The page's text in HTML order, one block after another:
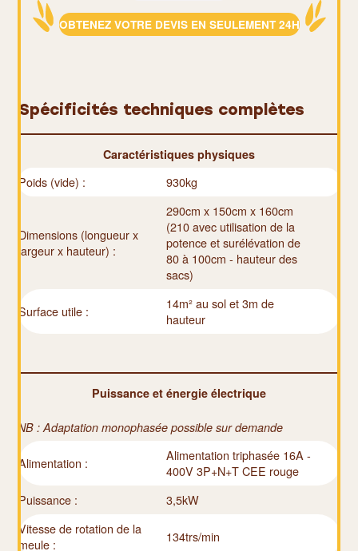
OBTENEZ VOTRE DEVIS EN SEULEMENT 24H
Spécificités techniques complètes
Caractéristiques physiques
Poids (vide) : 930kg
Dimensions (longueur x
largeur x hauteur) :
290cm x 150cm x 160cm
(210 avec utilisation de la
potence et surélévation de
80 à 100cm - hauteur des
sacs)
Surface utile :
14m² au sol et 3m de
hauteur
Puissance et énergie électrique
NB : Adaptation monophasée possible sur demande
Alimentation :
Alimentation triphasée 16A -
400V 3P+N+T CEE rouge
Puissance :
3,5kW
Vitesse de rotation de la
meule :
134trs/min